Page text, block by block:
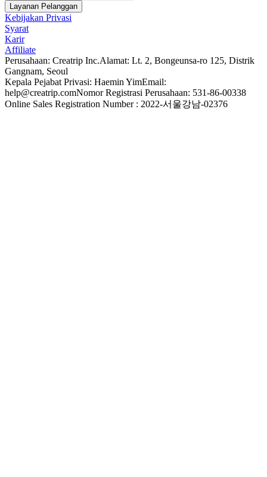
Layanan Pelanggan
Kebijakan Privasi
Syarat
Karir
Affiliate
Perusahaan: Creatrip Inc.Alamat: Lt. 2, Bongeunsa-ro 125, Distrik
Gangnam, Seoul
Kepala Pejabat Privasi: Haemin YimEmail:
help@creatrip.comNomor Registrasi Perusahaan: 531-86-00338
Online Sales Registration Number : 2022-서울강남-02376